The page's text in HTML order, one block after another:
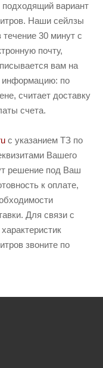
вариант
Наши сейлзы
30 минут с
почту,
вам на
информацию: по
считает доставку
счета.
с указанием ТЗ по
Вашего
решение под Ваш
к оплате,
Для связи с
звоните по